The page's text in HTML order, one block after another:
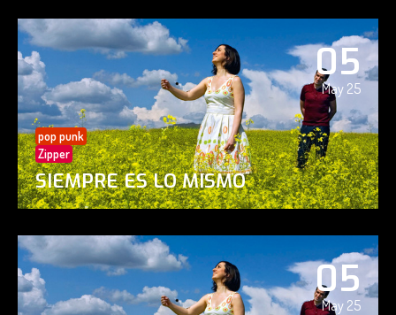
05
May 25
pop punk
Zipper
SIEMPRE ES LO MISMO
05
May 25